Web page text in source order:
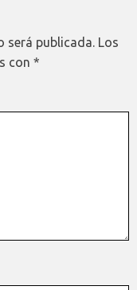
será publicada. Los
con *